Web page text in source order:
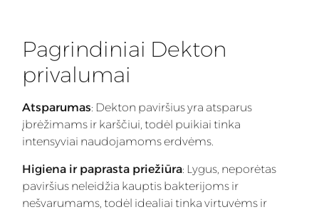
Pagrindiniai Dekton
privalumai
Atsparumas: Dekton paviršius yra atsparus
įbrėžimams ir karščiui, todėl puikiai tinka
intensyviai naudojamoms erdvėms.
Higiena ir paprasta priežiūra: Lygus, neporėtas
paviršius neleidžia kauptis bakterijoms ir
nešvarumams, todėl idealiai tinka virtuvėms ir